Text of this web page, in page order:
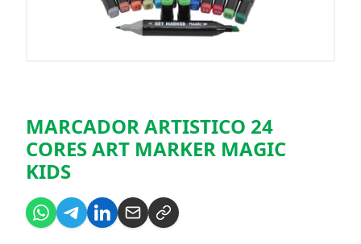
MARCADOR ARTISTICO 24
CORES ART MARKER MAGIC
KIDS